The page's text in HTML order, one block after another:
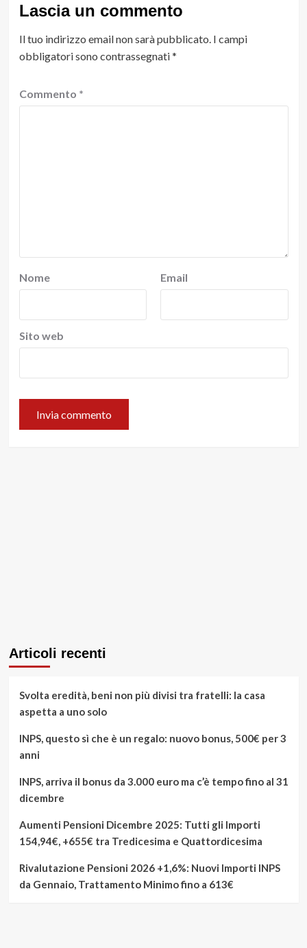
Lascia un commento
Il tuo indirizzo email non sarà pubblicato. I campi
obbligatori sono contrassegnati*
Commento *
Nome Email
Sito web
Articoli recenti
Svolta eredità, beni non più divisi tra fratelli: la casa
aspetta a uno solo
INPS, questo sì che è un regalo: nuovo bonus, 500€ per 3
anni
INPS, arriva il bonus da 3.000 euro ma c’è tempo fino al 31
dicembre
Aumenti Pensioni Dicembre 2025: Tutti gli Importi
154,94€, +655€ tra Tredicesima e Quattordicesima
Rivalutazione Pensioni 2026 +1,6%: Nuovi Importi INPS
da Gennaio, Trattamento Minimo fino a 613€